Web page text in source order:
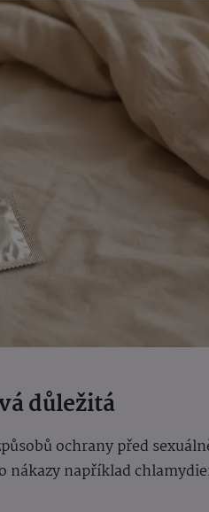
důležitá
ochrany před
nákazy například